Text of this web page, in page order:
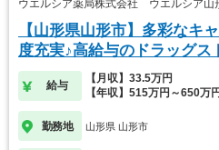
ウエルシア薬局株式会社 ウエルシア山
【山形県山形市】多彩なキ
度充実♪高給与のドラッグ
給与
【月収】33.5万円
【年収】515万円～650万円
勤務地 山形県 山形市